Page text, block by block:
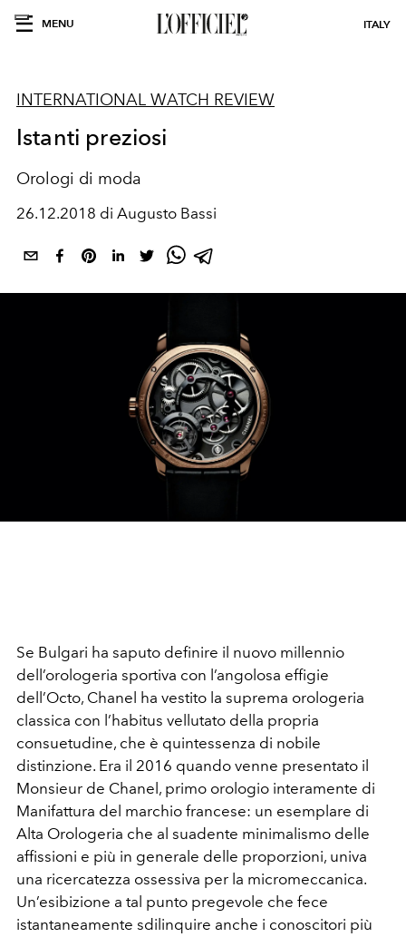
MENU ITALY
INTERNATIONAL WATCH REVIEW
Istanti preziosi
Orologi di moda
26.12.2018 di Augusto Bassi
Se Bulgari ha saputo definire il nuovo millennio
dell’orologeria sportiva con l’angolosa effigie
dell’Octo, Chanel ha vestito la suprema orologeria
classica con l’habitus vellutato della propria
consuetudine, che è quintessenza di nobile
distinzione. Era il 2016 quando venne presentato il
Monsieur de Chanel, primo orologio interamente di
Manifattura del marchio francese: un esemplare di
Alta Orologeria che al suadente minimalismo delle
affissioni e più in generale delle proporzioni, univa
una ricercatezza ossessiva per la micromeccanica.
Un’esibizione a tal punto pregevole che fece
istantaneamente sdilinquire anche i conoscitori più